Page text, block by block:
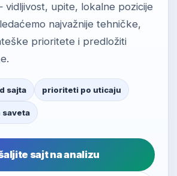
upite, lokalne pozicije
najvažnije tehničke,
prioritete i predložiti
sajta prioriteti po uticaju
saveta
sajt na analizu